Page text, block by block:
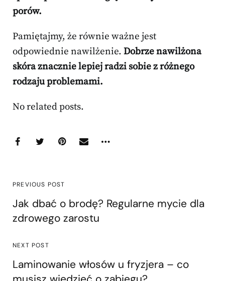
porów.
Pamiętajmy, że równie ważne jest
odpowiednie nawilżenie. Dobrze nawilżona
skóra znacznie lepiej radzi sobie z różnego
rodzaju problemami.
No related posts.
PREVIOUS POST
Jak dbać o brodę? Regularne mycie dla
zdrowego zarostu
NEXT POST
Laminowanie włosów u fryzjera – co